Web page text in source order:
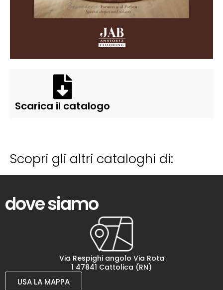
Scarica il catalogo
Scopri gli altri cataloghi di:
dove siamo
Via Respighi angolo Via Rota
1 47841 Cattolica (RN)
USA LA MAPPA